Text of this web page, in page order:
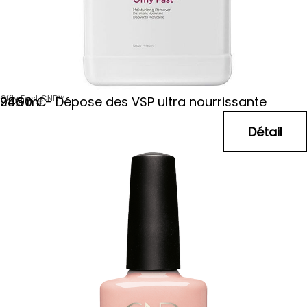
Offly Fast CND™
946 ml - Dépose des VSP ultra nourrissante
28.90 €